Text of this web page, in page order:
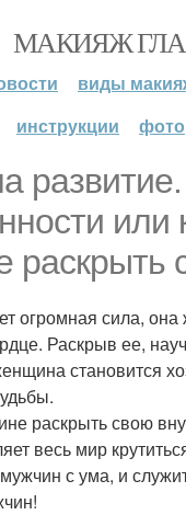
МАКИЯЖ
виды
инструкции
фото
или
огромная сила, она
Раскрыв ее,
становится
раскрыть свою
весь мир
с ума, и